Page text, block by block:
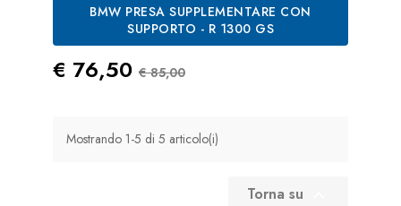
BMW PRESA SUPPLEMENTARE CON
SUPPORTO - R 1300 GS
Prezzo
€ 76,50 Prezzo Standard
€ 85,00
Mostrando 1-5 di 5 articolo(i)
Torna su